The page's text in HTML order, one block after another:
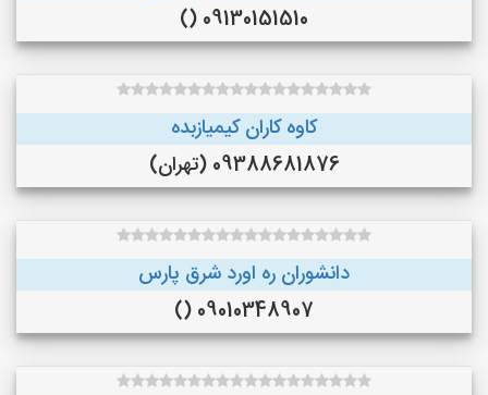
09130151510 ()
کاوه کاران کیمیازبده
09388681876 (تهران)
دانشوران ره اورد شرق پارس
09010348907 ()